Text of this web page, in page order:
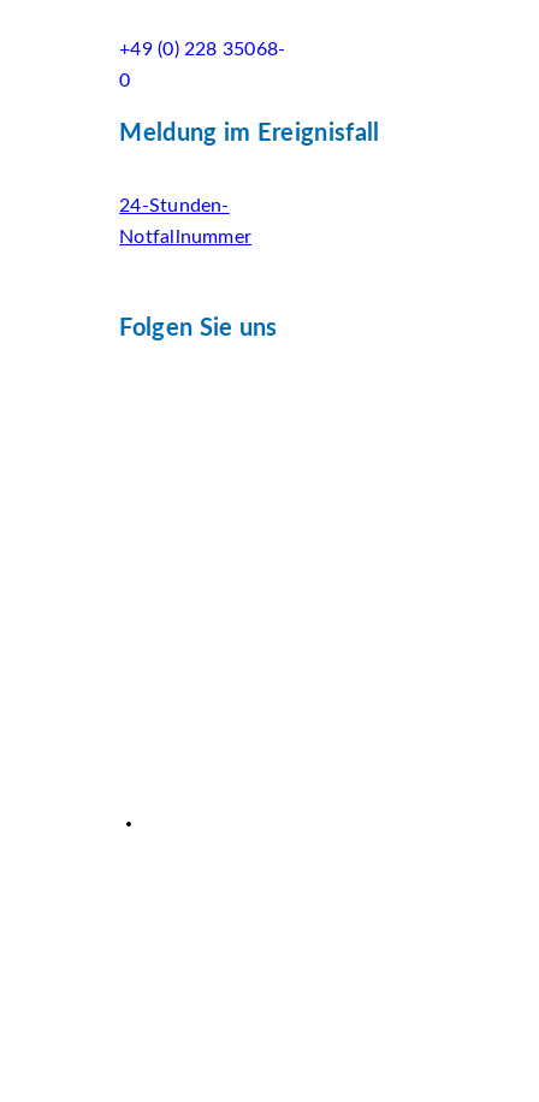
+49 (0) 228 35068-
0
Meldung im Ereignisfall
24-Stunden-
Notfallnummer
Folgen Sie uns